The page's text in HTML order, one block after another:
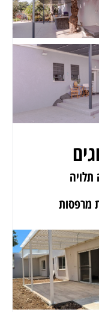
תלויה
מרפסות